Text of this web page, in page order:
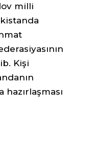
milli
Kişi